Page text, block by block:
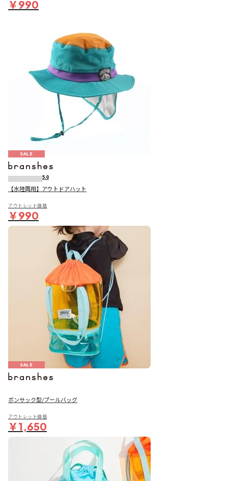
￥990
SALE
5.0
【水陸両用】アウトドアハット
アウトレット価格
￥990
SALE
ボンサック型/プールバッグ
アウトレット価格
￥1,650